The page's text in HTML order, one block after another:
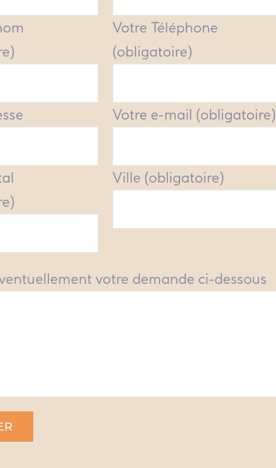
Votre Téléphone
(obligatoire)
Votre e-mail (obligatoire)
Ville (obligatoire)
votre demande ci-dessous